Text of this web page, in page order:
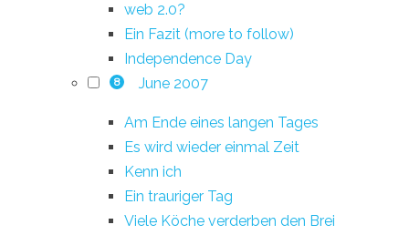
web 2.0?
Ein Fazit (more to follow)
Independence Day
8 June 2007
Am Ende eines langen Tages
Es wird wieder einmal Zeit
Kenn ich
Ein trauriger Tag
Viele Köche verderben den Brei